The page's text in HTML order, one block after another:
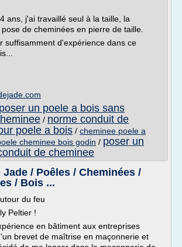
ans, j'ai travaillé seul à la taille, la
de cheminées en pierre de taille.
suffisamment d'expérience dans ce
poser un poele a bois sans
/ norme conduit de
poele a bois / cheminee poele a
cheminee bois godin / poser un
de cheminee
Jade / Poêles / Cheminées /
/ Bois ...
du feu
Peltier !
en bâtiment aux entreprises
brevet de maîtrise en maçonnerie et